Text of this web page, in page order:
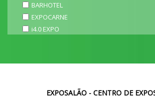
BARHOTEL
EXPOCARNE
i4.0 EXPO
EXPOSALÃO - CENTRO DE